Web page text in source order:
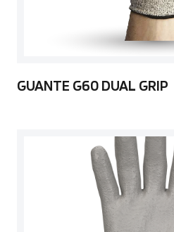
GUANTE G60 DUAL GRIP